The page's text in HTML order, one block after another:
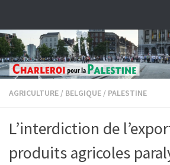
AGRICULTURE / BELGIQUE / PALESTINE
L’interdiction de
produits agricoles